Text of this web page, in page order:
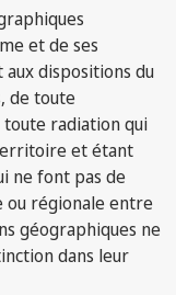
et de ses
dispositions du
de toute
radiation qui
et étant
ne font pas de
ou régionale entre
géographiques ne
dans leur